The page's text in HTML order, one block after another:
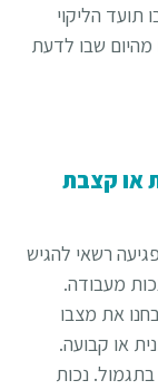
מהיום בו תועד הליקוי
או תוך 12 חודשים מהיום שבו לדעת
או קצבת
רשאי להגיש
מעבודה.
את מצבו
או קבועה.
מ-9% אינה מזכה בתגמול. נכות